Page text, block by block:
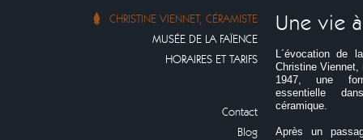
CHRISTINE VIENNET, CÉRAMISTE
MUSÉE DE LA FAÏENCE
HORAIRES ET TARIFS
Contact
Blog
Une vie
L´évocation de
Christine Viennet,
1947, une
essentielle
céramique.
Après un